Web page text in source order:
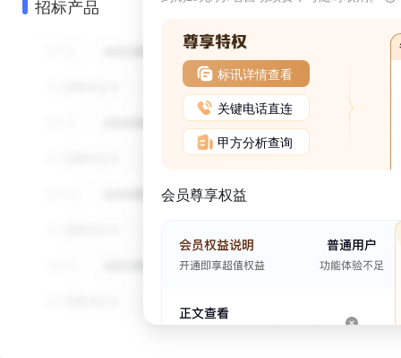
招标产品
标讯详情查看
关键电话直连
甲方分析查询
会员尊享权益